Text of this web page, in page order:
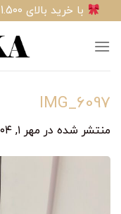
to
content
با خرید بالای 1.500 یک گیفت از پینیکا هدیه بگیرید
IMG_6097
منتشر شده در مهر ۱, ۱۴۰۴